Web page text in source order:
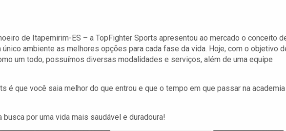
de Itapemirim-ES – a TopFighter Sports apresentou ao mercado o conceito
ambiente as melhores opções para cada fase da vida. Hoje, com o objetivo
um todo, possuímos diversas modalidades e serviços, além de uma equipe
é que você saia melhor do que entrou e que o tempo em que passar na academia
por uma vida mais saudável e duradoura!